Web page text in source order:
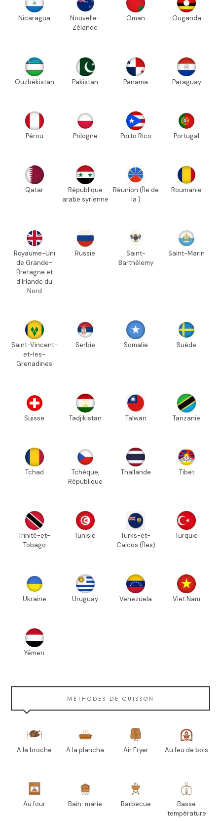
Nicaragua
Nouvelle-
Zélande
Oman Ouganda
Ouzbékistan Pakistan Panama Paraguay
Pérou Pologne Porto Rico Portugal
Qatar
République
arabe syrienne
Réunion (Île de
la )
Roumanie
Royaume-Uni
de Grande-
Bretagne et
d'Irlande du
Nord
Russie
Saint-
Barthélemy
Saint-Marin
Saint-Vincent-
et-les-
Grenadines
Serbie Somalie Suède
Suisse Tadjikistan Taïwan Tanzanie
Tchad
Tchèque,
République
Thaïlande Tibet
Trinité-et-
Tobago
Tunisie
Turks-et-
Caïcos (Îles)
Turquie
Ukraine Uruguay Venezuela Viet Nam
Yémen
MÉTHODES DE CUISSON
A la broche A la plancha Air Fryer Au feu de bois
Au four Bain-marie Barbecue
Basse
température